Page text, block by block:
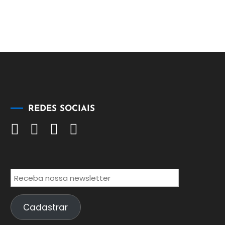
REDES SOCIAIS
Cadastrar